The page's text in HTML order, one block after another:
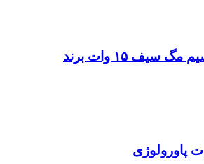
هولدر و شارژر بی‌سیم مگ سیف ۱۵ وات برند